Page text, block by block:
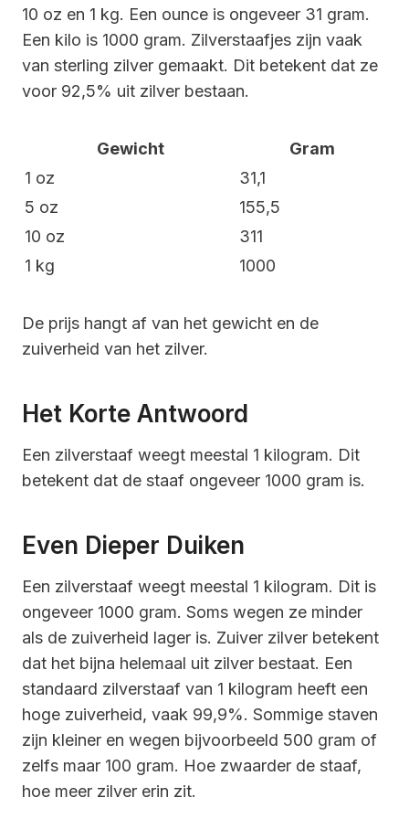
10 oz en 1 kg. Een ounce is ongeveer 31 gram.
Een kilo is 1000 gram. Zilverstaafjes zijn vaak
van sterling zilver gemaakt. Dit betekent dat ze
voor 92,5% uit zilver bestaan.
Gewicht
Gram
1 oz
31,1
5 oz
155,5
10 oz
311
1 kg
1000
De prijs hangt af van het gewicht en de
zuiverheid van het zilver.
Het Korte Antwoord
Een zilverstaaf weegt meestal 1 kilogram. Dit
betekent dat de staaf ongeveer 1000 gram is.
Even Dieper Duiken
Een zilverstaaf weegt meestal 1 kilogram. Dit is
ongeveer 1000 gram. Soms wegen ze minder
als de zuiverheid lager is. Zuiver zilver betekent
dat het bijna helemaal uit zilver bestaat. Een
standaard zilverstaaf van 1 kilogram heeft een
hoge zuiverheid, vaak 99,9%. Sommige staven
zijn kleiner en wegen bijvoorbeeld 500 gram of
zelfs maar 100 gram. Hoe zwaarder de staaf,
hoe meer zilver erin zit.